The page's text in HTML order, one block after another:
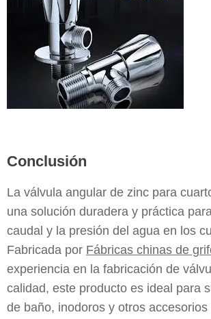
Conclusión
La válvula angular de zinc para
una solución duradera y práctica
caudal y la presión del agua en los
Fabricada por Fábricas chinas de
experiencia en la fabricación de
calidad, este producto es ideal para
de baño, inodoros y otros